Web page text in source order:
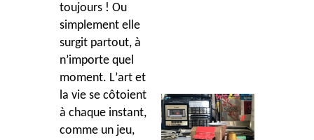
toujours ! Ou
simplement elle
surgit partout, à
n’importe quel
moment. L’art et
la vie se côtoient
à chaque instant,
comme un jeu,